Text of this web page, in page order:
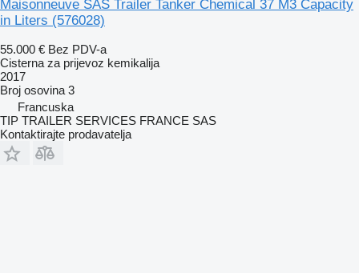
Maisonneuve SAS Trailer Tanker Chemical 37 M3 Capacity
in Liters (576028)
55.000 € Bez PDV-a
Cisterna za prijevoz kemikalija
2017
Broj osovina 3
Francuska
TIP TRAILER SERVICES FRANCE SAS
Kontaktirajte prodavatelja